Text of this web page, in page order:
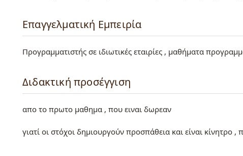
Επαγγελματική Εμπειρία
Προγραμματιστής σε ιδιωτικές εταιρίες , μαθήματα
Διδακτική προσέγγιση
απο το πρωτο μαθημα , που ειναι δωρεαν
γιατί οι στόχοι δημιουργούν προσπάθεια και είναι κίνητρο ,